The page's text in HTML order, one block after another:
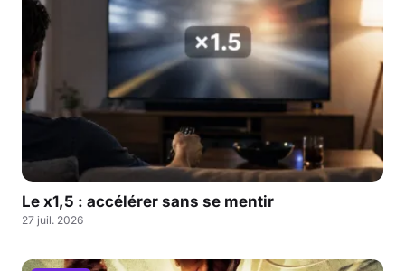
Le x1,5 : accélérer sans se mentir
27 juil. 2026